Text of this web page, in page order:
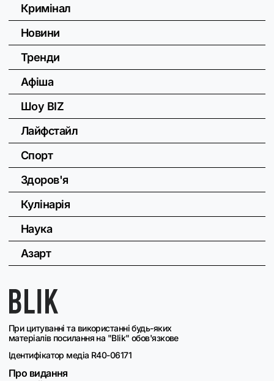
При цитуванні та використанні будь-яких
матеріалів посилання на "Blik" обов'язкове
Ідентифікатор медіа R40-06171
Про видання
Кримінал
Новини
Тренди
Афіша
Шоу BIZ
Лайфстайл
Спорт
Здоров'я
Кулінарія
Наука
Азарт